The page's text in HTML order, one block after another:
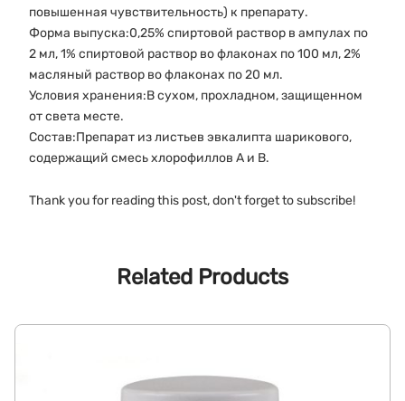
повышенная чувствительность) к препарату.
Форма выпуска:0,25% спиртовой раствор в ампулах по
2 мл, 1% спиртовой раствор во флаконах по 100 мл, 2%
масляный раствор во флаконах по 20 мл.
Условия хранения:В сухом, прохладном, защищенном
от света месте.
Состав:Препарат из листьев эвкалипта шарикового,
содержащий смесь хлорофиллов А и В.
Thank you for reading this post, don't forget to subscribe!
Related Products